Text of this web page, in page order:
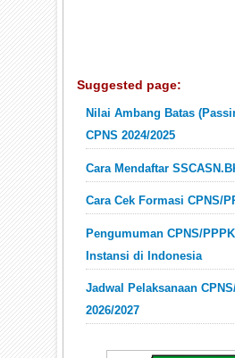
Suggested page:
Nilai Ambang Batas
CPNS 2024/2025
Cara Mendaftar
Cara Cek Formasi CPNS/
Pengumuman CPNS/
Instansi di Indonesia
Jadwal Pelaksanaan
2026/2027